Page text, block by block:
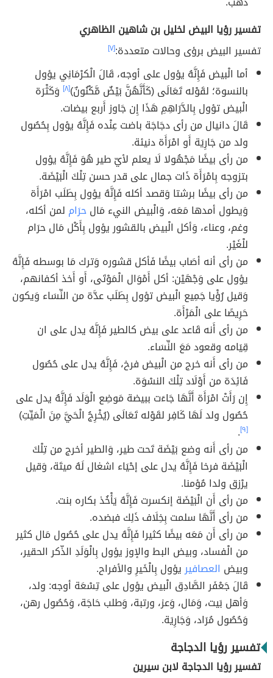
تفسير رؤيا البيض لخليل بن شاهين الظاهري
تفسير البيض برؤى وحالات متعددة:[٧]
أما الْبيض فَإِنَّهُ يؤول على أوجه، قَالَ الْكرْمَانِي يؤول
بالنسوة؛ لقَوْله تَعَالَى (كَأَنَّهُنَّ بَيْضٌ مَّكْنُونٌ)[٨] وَكَثْرَة
الْبيض تؤول بِالدَّرَاهِمِ هَذَا إِن جَاوز أَربع بيضات.
قَالَ دانيال من رأى دجَاجَة باضت عِنْده فَإِنَّهُ يؤول بِحُصُول
ولد من جَارِيَة أَو امْرَأَة دنيئة.
من رأى بيضًا مَجْهُولا لَا يعلم لأيّ طير هُوَ فَإِنَّهُ يؤول
بتزوجه بِامْرَأَة ذَات جمال على قدر حسن تِلْكَ الْبَيْضَة.
من رأى بيضًا برشتا وَقصد أكله فَإِنَّهُ يؤول بِطَلَب امْرَأَة
وَيطول أمدها مَعَه، وَالْبيض النيء مَالحرَام لمن أكله،
وغم، وعناء، وَأكل الْبيض بالقشور يؤول بِأَكْل مَال حرَام
للْغَيْر.
من رأى أنه أصَاب بيضًا فَأكل قشوره وَترك مَا بوسطه فَإِنَّهُ
يؤول على وَجْهَيْن: أكل أَمْوَال الْمَوْتَى، أَو أَخذ أكفانهم،
وَقيل رُؤْيا جَمِيع الْبيض تؤول بِطَلَب عدَّة من النِّسَاء وَيكون
حَرِيصًا على الْمَرْأَة.
من رأى أَنه قَاعد على بيض كالطير فَإِنَّهُ يدل على ان
قِيَامه وقعود مَعَ النِّسَاء.
من رأى أَنه خرج من الْبيض فرخ، فَإِنَّهُ يدل على حُصُول
فَائِدَة من أَوْلَاد تِلْكَ النسْوَة.
إِن رَأَتْ امْرَأَة أَنَّهَا جَاءَت ببيضة مَوضِع الْوَلَد فَإِنَّهُ يدل على
حُصُول ولد لَهَا كَافِر لقَوْله تَعَالَى (يُخْرِجُ الْحَيَّ مِنَ الْمَيِّتِ)
[٩] .
من رأى أَنه وضع بَيْضَة تَحت طير، وَالطير أخرج من تِلْكَ
الْبَيْضَة فرخا فَإِنَّهُ يدل على إحْيَاء اشغال لَهُ ميتَة، وَقيل
يرْزق ولدا مُؤمنا.
من رأى أَن الْبَيْضَة إنكسرت فَإِنَّهُ يَأْخُذ بكاره بنت.
من رأى أَنَّهَا سلمت بِخِلَاف ذَلِك فبضده.
من رأى أَن مَعَه بيضًا كثيرا فَإِنَّهُ يدل على حُصُول مَال كثير
من الْفساد، وبيض البط والإوز يؤول بِالْوَلَدِ الذّكر الحقير،
وبيض العصافيريؤول بِالْخَيرِ والأفراح.
قَالَ جَعْفَر الصَّادِق الْبيض يؤول على تِسْعَة أوجه: ولد،
وَأهل بَيت، وَمَال، وَعز، ورتبة، وَطلب حَاجَة، وَحُصُول رهن،
وَحُصُول مُرَاد، وَجَارِيَة.
تفسير رؤيا الدجاجة
تفسير رؤيا الدجاجة لابن سيرين